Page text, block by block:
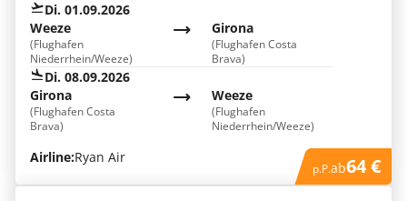
Di. 01.09.2026
Weeze
(Flughafen
Niederrhein/Weeze)
Girona
(Flughafen Costa
Brava)
Di. 08.09.2026
Weeze
(Flughafen
Niederrhein/Weeze)
Girona
(Flughafen Costa
Brava)
Airline:Ryan Air
p.P.ab64 €